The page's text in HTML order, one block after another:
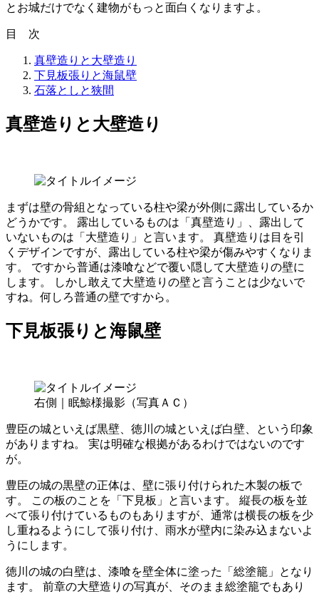
とお城だけでなく建物がもっと面白くなりますよ。
目 次
真壁造りと大壁造り
下見板張りと海鼠壁
石落としと狭間
真壁造りと大壁造り
まずは壁の骨組となっている柱や梁が外側に露出しているか
どうかです。 露出しているものは「真壁造り」、露出して
いないものは「大壁造り」と言います。 真壁造りは目を引
くデザインですが、露出している柱や梁が傷みやすくなりま
す。 ですから普通は漆喰などで覆い隠して大壁造りの壁に
します。 しかし敢えて大壁造りの壁と言うことは少ないで
すね。何しろ普通の壁ですから。
下見板張りと海鼠壁
右側｜眠鯨様撮影（写真ＡＣ）
豊臣の城といえば黒壁、徳川の城といえば白壁、という印象
がありますね。 実は明確な根拠があるわけではないのです
が。
豊臣の城の黒壁の正体は、壁に張り付けられた木製の板で
す。 この板のことを「下見板」と言います。 縦長の板を並
べて張り付けているものもありますが、通常は横長の板を少
し重ねるようにして張り付け、雨水が壁内に染み込まないよ
うにします。
徳川の城の白壁は、漆喰を壁全体に塗った「総塗籠」となり
ます。 前章の大壁造りの写真が、そのまま総塗籠でもあり